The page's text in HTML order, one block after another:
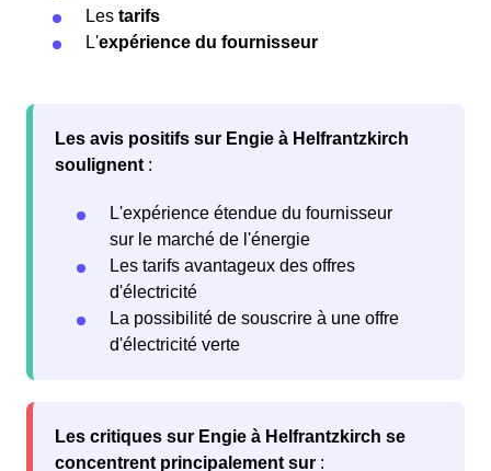
Les tarifs
L'expérience du fournisseur
Les avis positifs sur Engie à Helfrantzkirch
soulignent :
L'expérience étendue du fournisseur
sur le marché de l'énergie
Les tarifs avantageux des offres
d'électricité
La possibilité de souscrire à une offre
d'électricité verte
Les critiques sur Engie à Helfrantzkirch se
concentrent principalement sur :